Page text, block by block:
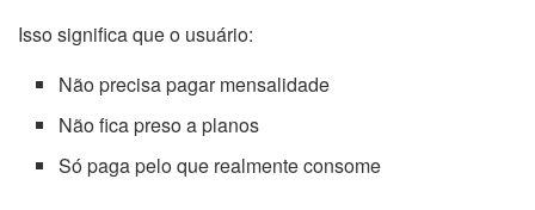
Isso significa que o usuário:
Não precisa pagar mensalidade
Não fica preso a planos
Só paga pelo que realmente consome